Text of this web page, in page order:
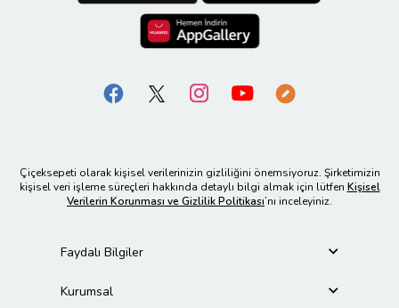
Çiçeksepeti olarak kişisel verilerinizin gizliliğini önemsiyoruz. Şirketimizin
kişisel veri işleme süreçleri hakkında detaylı bilgi almak için lütfen Kişisel
Verilerin Korunması ve Gizlilik Politikası’nı inceleyiniz.
Faydalı Bilgiler
Kurumsal